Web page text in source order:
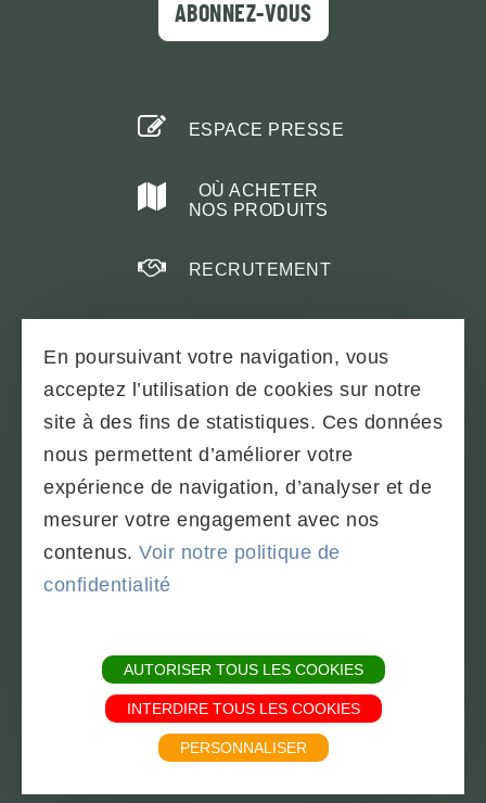
ABONNEZ-VOUS
ESPACE PRESSE
OÙ ACHETER
NOS PRODUITS
RECRUTEMENT
TÉLÉCHARGEMENTS & BROCHURES
PARTENAIRES
CONDITIONS GÉNÉRALES
MENTIONS LÉGALES - SOBAC
POLITIQUE DE CONFIDENTIALITÉ
En poursuivant votre navigation, vous
acceptez l’utilisation de cookies sur notre
site à des fins de statistiques. Ces données
nous permettent d’améliorer votre
expérience de navigation, d’analyser et de
mesurer votre engagement avec nos
contenus. Voir notre politique de
confidentialité
AUTORISER TOUS LES COOKIES
INTERDIRE TOUS LES COOKIES
PERSONNALISER